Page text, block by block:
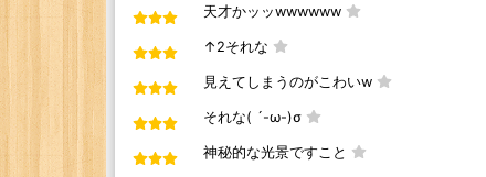
天才かッッwwwwww
↑2それな
見えてしまうのがこわい‪w
それな( ´-ω-)σ
神秘的な光景ですこと